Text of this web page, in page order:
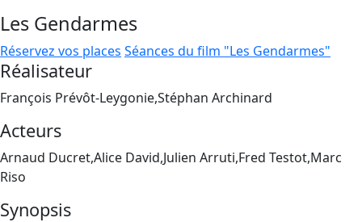
Les Gendarmes
Réservez vos places Séances du film "Les Gendarmes"
Réalisateur
François Prévôt-Leygonie,Stéphan Archinard
Acteurs
Arnaud Ducret,Alice David,Julien Arruti,Fred Testot,Marc
Riso
Synopsis